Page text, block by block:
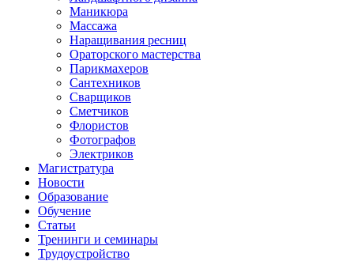
Маникюра
Массажа
Наращивания ресниц
Ораторского мастерства
Парикмахеров
Сантехников
Сварщиков
Сметчиков
Флористов
Фотографов
Электриков
Магистратура
Новости
Образование
Обучение
Статьи
Тренинги и семинары
Трудоустройство